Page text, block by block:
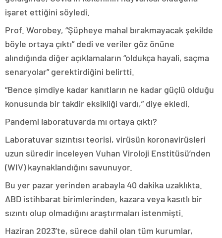
işaret ettiğini söyledi.
Prof. Worobey, “Şüpheye mahal bırakmayacak şekilde
böyle ortaya çıktı” dedi ve veriler göz önüne
alındığında diğer açıklamaların “oldukça hayali, saçma
senaryolar” gerektirdiğini belirtti.
“Bence şimdiye kadar kanıtların ne kadar güçlü olduğu
konusunda bir takdir eksikliği vardı,” diye ekledi.
Pandemi laboratuvarda mı ortaya çıktı?
Laboratuvar sızıntısı teorisi, virüsün koronavirüsleri
uzun süredir inceleyen Vuhan Viroloji Enstitüsü’nden
(WIV) kaynaklandığını savunuyor.
Bu yer pazar yerinden arabayla 40 dakika uzaklıkta.
ABD istihbarat birimlerinden, kazara veya kasıtlı bir
sızıntı olup olmadığını araştırmaları istenmişti.
Haziran 2023’te, sürece dahil olan tüm kurumlar,